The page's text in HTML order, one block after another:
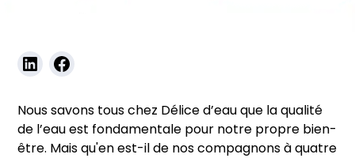
Nous savons tous chez Délice d’eau que la qualité
de l’eau est fondamentale pour notre propre bien-
être. Mais qu'en est-il de nos compagnons à quatre